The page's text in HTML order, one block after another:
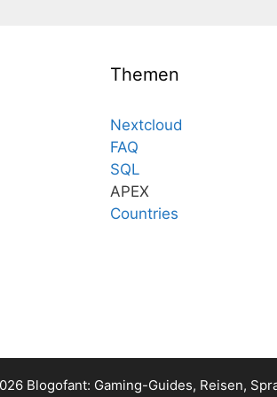
Themen
Nextcloud
FAQ
SQL
APEX
Countries
Blogofant: Gaming-Guides, Reisen,